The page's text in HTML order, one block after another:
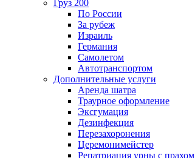
Груз 200
По России
За рубеж
Израиль
Германия
Самолетом
Автотранспортом
Дополнительные услуги
Аренда шатра
Траурное оформление
Эксгумация
Дезинфекция
Перезахоронения
Церемонимейстер
Репатриация урны с прахом